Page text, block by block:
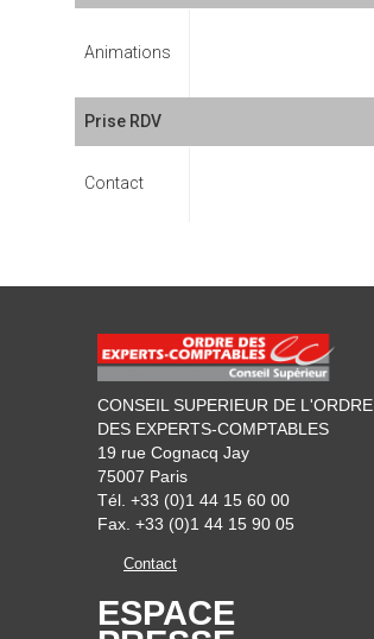
Animations
Prise RDV
Contact
CONSEIL SUPERIEUR DE L'ORDRE
DES EXPERTS-COMPTABLES
19 rue Cognacq Jay
75007 Paris
Tél. +33 (0)1 44 15 60 00
Fax. +33 (0)1 44 15 90 05
Contact
ESPACE